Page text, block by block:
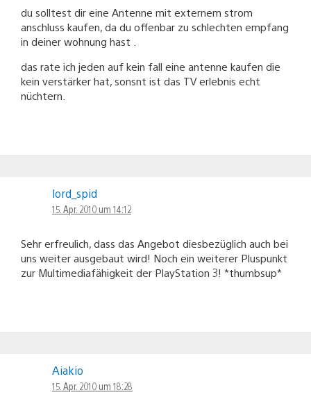
du solltest dir eine Antenne mit externem strom
anschluss kaufen, da du offenbar zu schlechten empfang
in deiner wohnung hast .
das rate ich jeden auf kein fall eine antenne kaufen die
kein verstärker hat, sonsnt ist das TV erlebnis echt
nüchtern.
lord_spid
15. Apr. 2010 um 14:12
Sehr erfreulich, dass das Angebot diesbezüglich auch bei
uns weiter ausgebaut wird! Noch ein weiterer Pluspunkt
zur Multimediafähigkeit der PlayStation 3! *thumbsup*
Aiakio
15. Apr. 2010 um 18:28